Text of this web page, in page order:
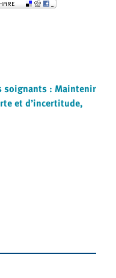
soignants : Maintenir
et d’incertitude,